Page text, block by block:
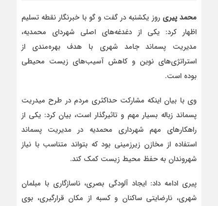
محمد پیری روز یکشنبه در گفت و گو با خبرنگار نقطه تسلیم
اظهار کرد: یکی از دغدغه‌های اصلی شهردای محمدیه،
مدیریت پسماند جامد شهری با هدف بهره‌مندی از
استراتژی‌های نوین و کاهش آسیب‌های زیست محیطی
بوده است.
وی با بیان اینکه مشارکت حداکثری مردم در طرح میدریت
پسماند زباله بسیار مهم و تاثیرگذار است، بیان کرد: یکی از
راهکارهای مهم شهرداری محمدیه در مدیریت پسماند
استفاده از مخازن زیرزمینی بود که بتواند متناسب با نیاز
شهروندان به حفظ محیط زیست کمک کند.
پیری ادامه داد: ایجاد آلودگی بصری، ناسازگاری با مبلمان
شهری، نارضایتی ساکنان و کسبه از مکان قرارگیری، بوی